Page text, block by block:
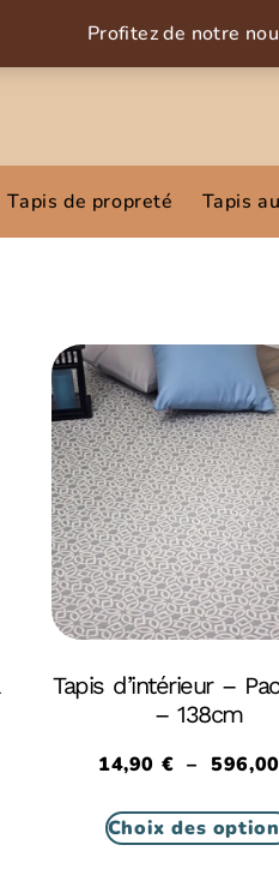
Profitez de notre
Tapis de propreté Tapis
Tapis d’intérieur –
– 138cm
14,90 € –
Choix des